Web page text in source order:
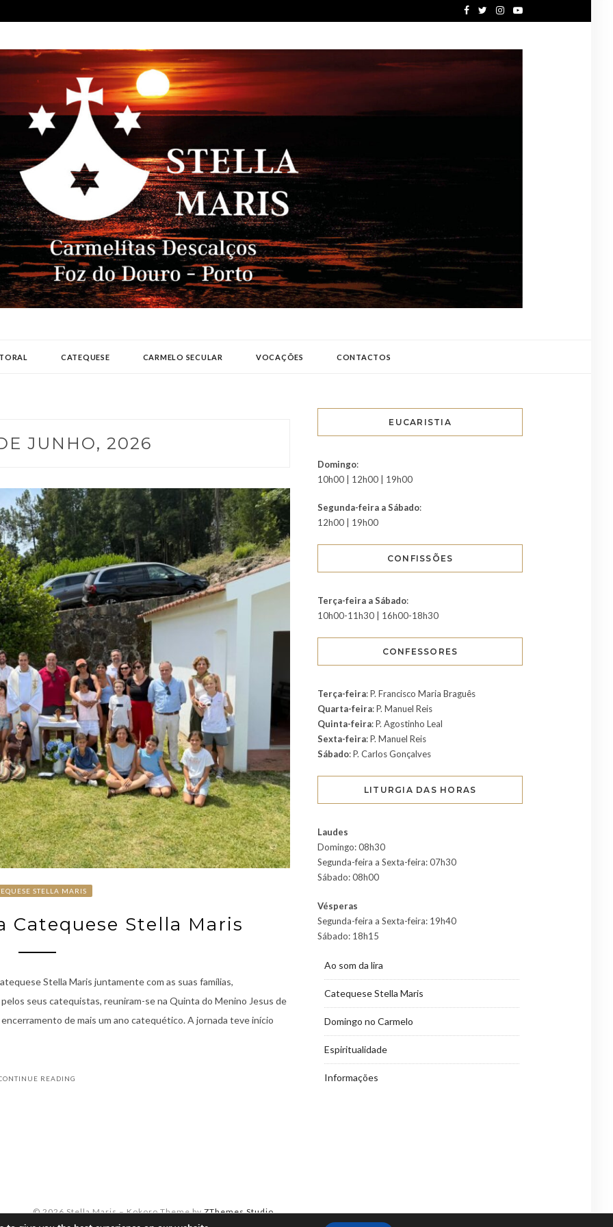
CATEQUESE CARMELO SECULAR VOCAÇÕES CONTACTOS
JUNHO, 2026
STELLA MARIS
Catequese Stella Maris
Stella Maris juntamente com as suas famílias,
seus catequistas, reuniram-se na Quinta do Menino Jesus de
de mais um ano catequético. A jornada teve início
READING
EUCARISTIA
Domingo:
10h00 | 12h00 | 19h00
Segunda-feira a Sábado:
12h00 | 19h00
CONFISSÕES
Terça-feira a Sábado:
10h00-11h30 | 16h00-18h30
CONFESSORES
Terça-feira: P. Francisco Maria Braguês
Quarta-feira: P. Manuel Reis
Quinta-feira: P. Agostinho Leal
Sexta-feira: P. Manuel Reis
Sábado: P. Carlos Gonçalves
LITURGIA DAS HORAS
Laudes
Domingo: 08h30
Segunda-feira a Sexta-feira: 07h30
Sábado: 08h00
Vésperas
Segunda-feira a Sexta-feira: 19h40
Sábado: 18h15
Ao som da lira
Catequese Stella Maris
Domingo no Carmelo
Espiritualidade
Informações
© 2026 Stella Maris–Kokoro Theme byZThemes Studio